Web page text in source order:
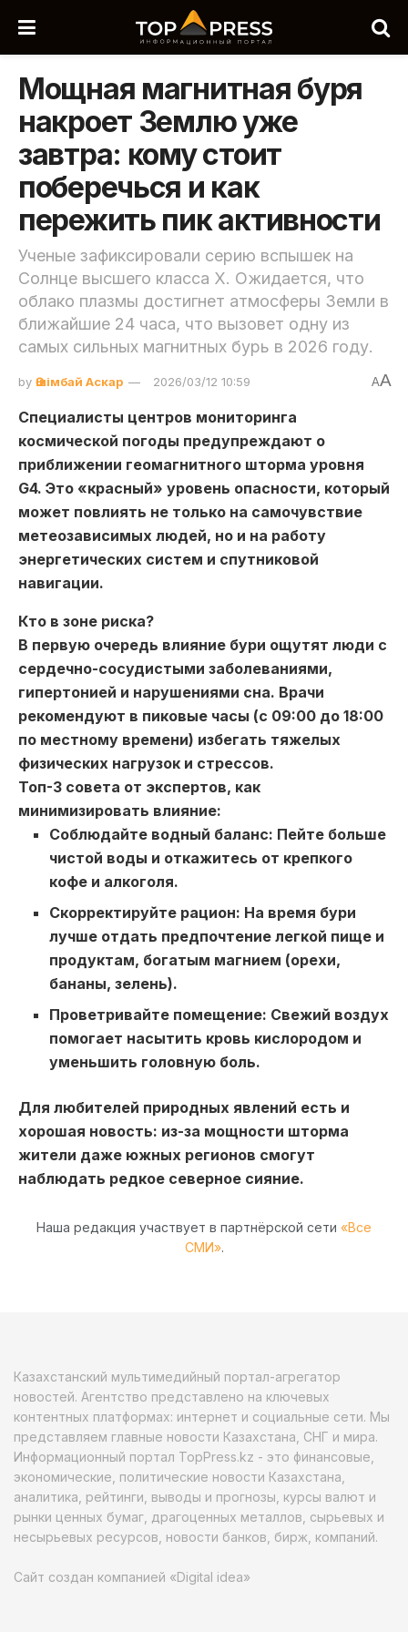
Мощная магнитная буря
накроет Землю уже
завтра: кому стоит
поберечься и как
пережить пик активности
Ученые зафиксировали серию вспышек на
Солнце высшего класса X. Ожидается, что
облако плазмы достигнет атмосферы Земли в
ближайшие 24 часа, что вызовет одну из
самых сильных магнитных бурь в 2026 году.
by Әшімбай Аскар 2026/03/12 10:59 AA
Специалисты центров мониторинга
космической погоды предупреждают о
приближении геомагнитного шторма уровня
G4. Это «красный» уровень опасности, который
может повлиять не только на самочувствие
метеозависимых людей, но и на работу
энергетических систем и спутниковой
навигации.
Кто в зоне риска?
В первую очередь влияние бури ощутят люди с
сердечно-сосудистыми заболеваниями,
гипертонией и нарушениями сна. Врачи
рекомендуют в пиковые часы (с 09:00 до 18:00
по местному времени) избегать тяжелых
физических нагрузок и стрессов.
Топ-3 совета от экспертов, как
минимизировать влияние:
Соблюдайте водный баланс: Пейте больше
чистой воды и откажитесь от крепкого
кофе и алкоголя.
Скорректируйте рацион: На время бури
лучше отдать предпочтение легкой пище и
продуктам, богатым магнием (орехи,
бананы, зелень).
Проветривайте помещение: Свежий воздух
помогает насытить кровь кислородом и
уменьшить головную боль.
Для любителей природных явлений есть и
хорошая новость: из-за мощности шторма
жители даже южных регионов смогут
наблюдать редкое северное сияние.
Наша редакция участвует в партнёрской сети «Все
СМИ».
Казахстанский мультимедийный портал-агрегатор
новостей. Агентство представлено на ключевых
контентных платформах: интернет и социальные сети. Мы
представляем главные новости Казахстана, СНГ и мира.
Информационный портал TopPress.kz - это финансовые,
экономические, политические новости Казахстана,
аналитика, рейтинги, выводы и прогнозы, курсы валют и
рынки ценных бумаг, драгоценных металлов, сырьевых и
несырьевых ресурсов, новости банков, бирж, компаний.
Сайт создан компанией «Digital idea»